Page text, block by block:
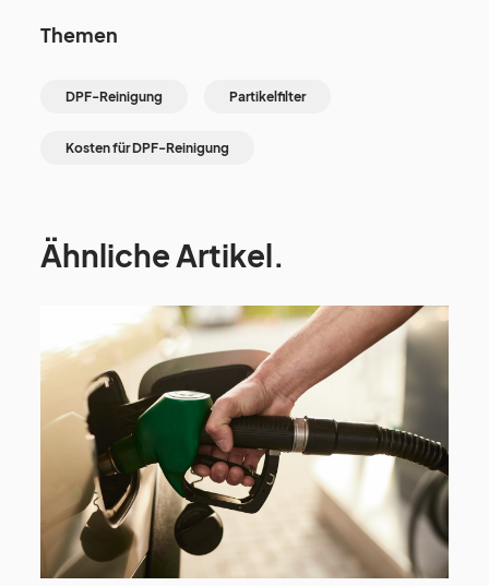
Themen
DPF-Reinigung Partikelfilter
Kosten für DPF-Reinigung
Ähnliche Artikel.